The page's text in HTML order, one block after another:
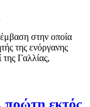
στην οποία
της ενόργανης
Γαλλίας,
πρώτη εκτός